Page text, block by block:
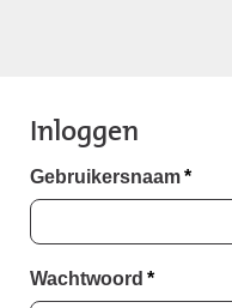
Inloggen
Gebruikersnaam*
Wachtwoord *